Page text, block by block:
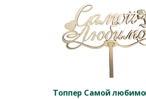
Топпер Самой